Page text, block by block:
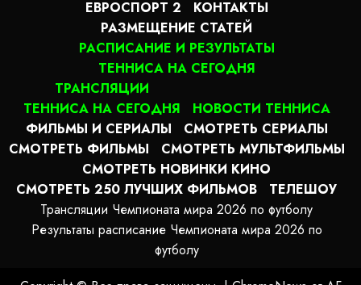
ЕВРОСПОРТ 2
КОНТАКТЫ
РАЗМЕЩЕНИЕ СТАТЕЙ
РАСПИСАНИЕ И РЕЗУЛЬТАТЫ
ТЕННИСА НА СЕГОДНЯ
ТРАНСЛЯЦИИ
ТЕННИСА НА СЕГОДНЯ
НОВОСТИ ТЕННИСА
ФИЛЬМЫ И СЕРИАЛЫ
СМОТРЕТЬ СЕРИАЛЫ
СМОТРЕТЬ ФИЛЬМЫ
СМОТРЕТЬ МУЛЬТФИЛЬМЫ
СМОТРЕТЬ НОВИНКИ КИНО
СМОТРЕТЬ 250 ЛУЧШИХ ФИЛЬМОВ
ТЕЛЕШОУ
Трансляции Чемпионата мира 2026 по футболу
Результаты расписание Чемпионата мира 2026 по
футболу